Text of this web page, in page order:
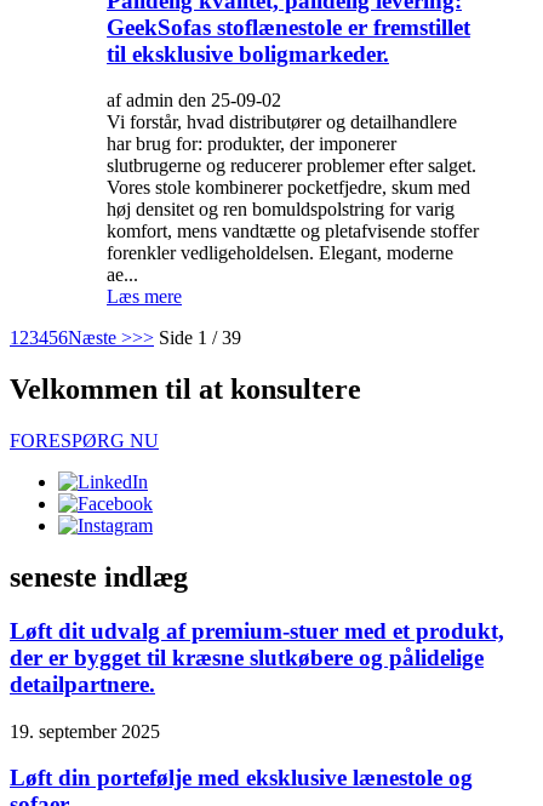
GeekSofas stoflænestole er fremstillet
til eksklusive boligmarkeder.
af admin den 25-09-02
Vi forstår, hvad distributører og detailhandlere
har brug for: produkter, der imponerer
slutbrugerne og reducerer problemer efter salget.
Vores stole kombinerer pocketfjedre, skum med
høj densitet og ren bomuldspolstring for varig
komfort, mens vandtætte og pletafvisende stoffer
forenkler vedligeholdelsen. Elegant, moderne
ae...
Læs mere
1 23456Næste >>> Side 1 / 39
Velkommen til at konsultere
FORESPØRG NU
seneste indlæg
Løft dit udvalg af premium-stuer med et produkt,
der er bygget til kræsne slutkøbere og pålidelige
detailpartnere.
19. september 2025
Løft din portefølje med eksklusive lænestole og